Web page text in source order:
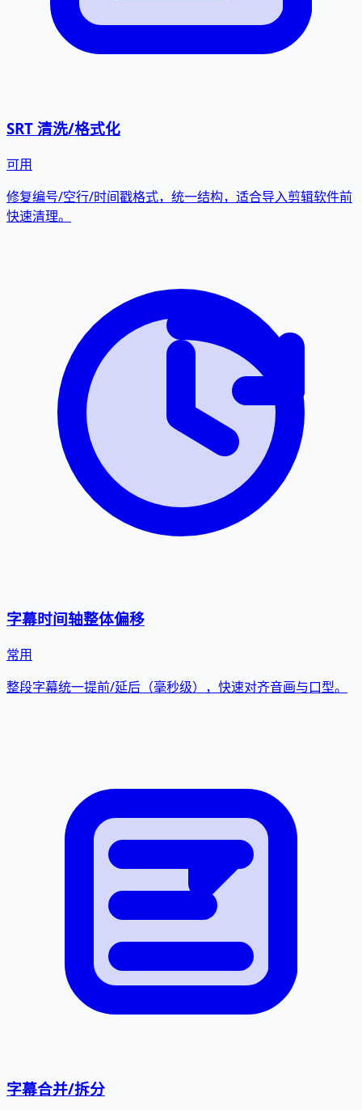
SRT 清洗/格式化
可用
修复编号/空行/时间戳格式，统一结构，适合导入剪辑软件前
快速清理。
字幕时间轴整体偏移
常用
整段字幕统一提前/延后（毫秒级），快速对齐音画与口型。
字幕合并/拆分